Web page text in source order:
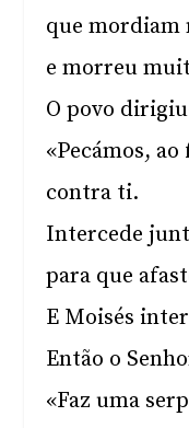
que mordiam
e morreu
O povo
«Pecámos,
contra ti.
Intercede
para que
E Moisés
Então o
«Faz uma